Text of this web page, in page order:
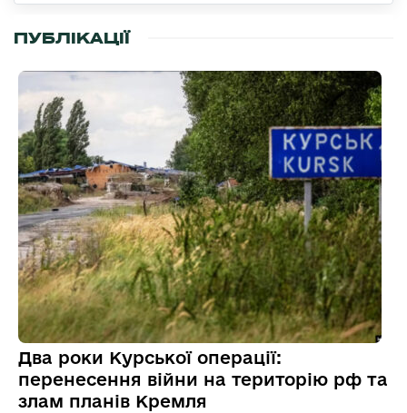
ПУБЛІКАЦІЇ
Два роки Курської операції:
перенесення війни на територію рф та
злам планів Кремля